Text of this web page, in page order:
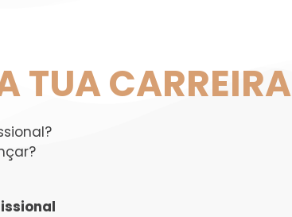
TUA CARREIRA